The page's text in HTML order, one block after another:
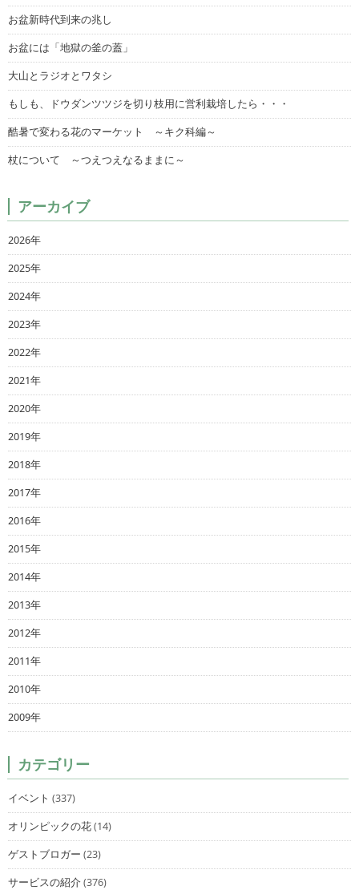
お盆新時代到来の兆し
お盆には「地獄の釜の蓋」
大山とラジオとワタシ
もしも、ドウダンツツジを切り枝用に営利栽培したら・・・
酷暑で変わる花のマーケット ～キク科編～
杖について ～つえつえなるままに～
アーカイブ
2026年
2025年
2024年
2023年
2022年
2021年
2020年
2019年
2018年
2017年
2016年
2015年
2014年
2013年
2012年
2011年
2010年
2009年
カテゴリー
イベント (337)
オリンピックの花(14)
ゲストブロガー (23)
サービスの紹介(376)